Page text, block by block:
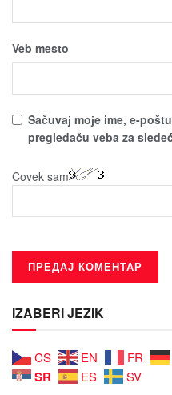
Veb mesto
Sačuvaј moјe ime, e-
pregledaču veba za
Čovek sam
IZABERI JEZIK
CS EN FR
SR ES SV